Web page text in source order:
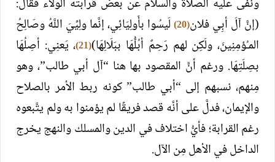
ونفى عليه الصلاة والسلام عن بعض قرابته الولاء فقال:
(إنَّ آلَ أبِي فلان(20)
لَيسُوا بأَولِيَائِي، إنَّما ولِيِّيَ اللَّهُ وصَالِحُ
المـُؤمِنِينَ، ولَكِن لهم رَحِمٌ أبُلُّهَا ببَلَالِهَا)(21)
، يَعنِي: أصِلُهَا
بصِلَتِهَا. ورغم أنَّ المقصود بها هنا “آل أبي طالب”، وهو
مِنهم، نسبهم إلى “أبي طالب” كونه ربط الأمر بالصلاح
والإيمان، فدلَّ على أنَّه قصد فريقًا لم يؤمنوا به ولم يتَّبعوه
رغم القرابة؛ فأيُّ اختلاف في الدين والمسلك والنهج يخرج
الداخل في الأهل مِن الآل.